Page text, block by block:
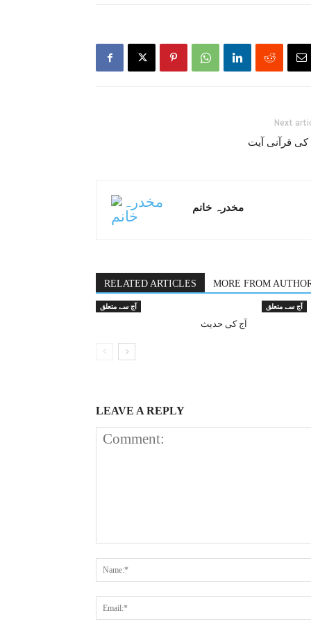
Next
کی قرآنی آیت
مخدرہ خانم
RELATED ARTICLES MORE FROM
آج سے متعلق
آج کی حدیث
آج سے متعلق
LEAVE A REPLY